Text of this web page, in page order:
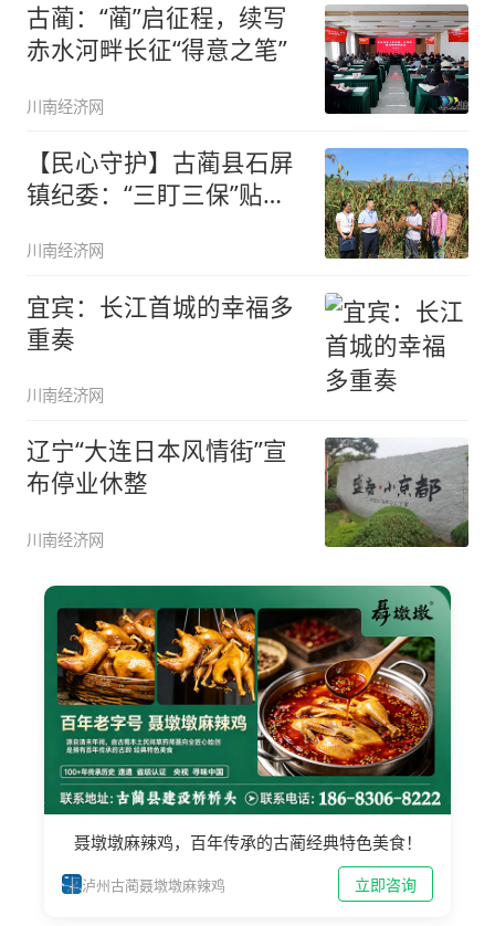
古蔺：“蔺”启征程，续写
赤水河畔长征“得意之笔”
川南经济网
【民心守护】古蔺县石屏
镇纪委：“三盯三保”贴身
川南经济网
宜宾：长江首城的幸福多
重奏
川南经济网
辽宁“大连日本风情街”宣
布停业休整
川南经济网
聂墩墩麻辣鸡，百年传承的古蔺经典特色美食！
泸州古蔺聂墩墩麻辣鸡 立即咨询